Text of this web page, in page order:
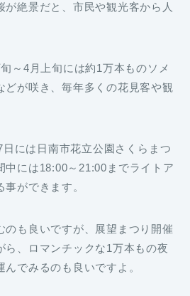
が絶景だと、市民や観光客から人
～4月上旬には約1万本ものソメ
どが咲き、毎年多くの花見客や観
には日南市花立公園さくらまつ
中には18:00～21:00までライトア
ができます。
のも良いですが、展望まつり開催
ら、ロマンチックな1万本もの夜
でみるのも良いですよ。